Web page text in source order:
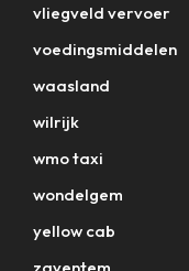
vliegveld vervoer
voedingsmiddelen
waasland
wilrijk
wmo taxi
wondelgem
yellow cab